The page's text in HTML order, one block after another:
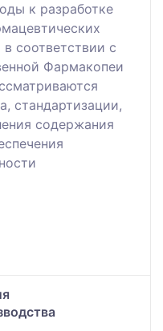
к разработке
соответствии с
Фармакопеи
стандартизации,
содержания